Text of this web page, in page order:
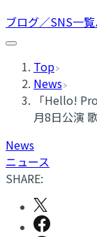
ブログ／SNS一覧
Top
News
「Hello!
月8日公演
News
ニュース
SHARE: